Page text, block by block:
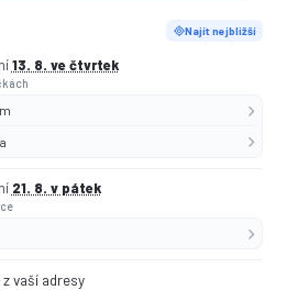
Najít nejbližší
13. 8. ve čtvrtek
21. 8. v pátek
z vaší adresy